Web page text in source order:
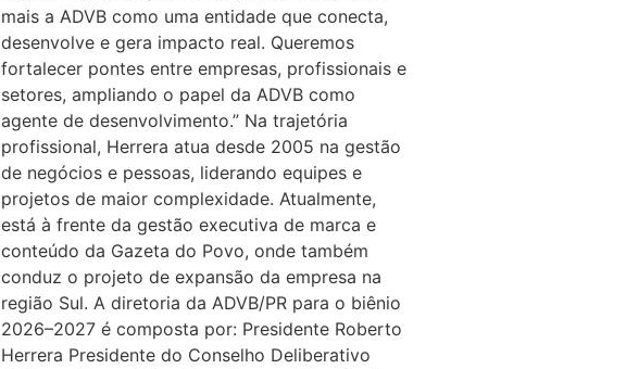
mais a ADVB como uma entidade que conecta,
desenvolve e gera impacto real. Queremos
fortalecer pontes entre empresas, profissionais e
setores, ampliando o papel da ADVB como
agente de desenvolvimento.” Na trajetória
profissional, Herrera atua desde 2005 na gestão
de negócios e pessoas, liderando equipes e
projetos de maior complexidade. Atualmente,
está à frente da gestão executiva de marca e
conteúdo da Gazeta do Povo, onde também
conduz o projeto de expansão da empresa na
região Sul. A diretoria da ADVB/PR para o biênio
2026–2027 é composta por: Presidente Roberto
Herrera Presidente do Conselho Deliberativo